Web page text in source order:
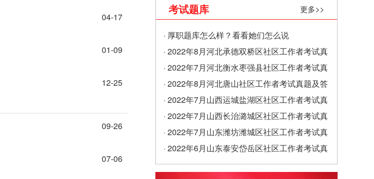
04-17
01-09
12-25
09-26
07-06
考试题库 更多>>
· 厚职题库怎么样？看看她们怎么说
· 2022年8月河北承德双桥区社区工作者考试真
题及答案（精选）
· 2022年7月河北衡水枣强县社区工作者考试真
题及答案
· 2022年8月河北唐山社区工作者考试真题及答
案
· 2022年7月山西运城盐湖区社区工作者考试真
题及答案
· 2022年7月山西长治潞城区社区工作者考试真
题及答案
· 2022年7月山东潍坊潍城区社区工作者考试真
题及答案
· 2022年6月山东泰安岱岳区社区工作者考试真
题及答案（精选）